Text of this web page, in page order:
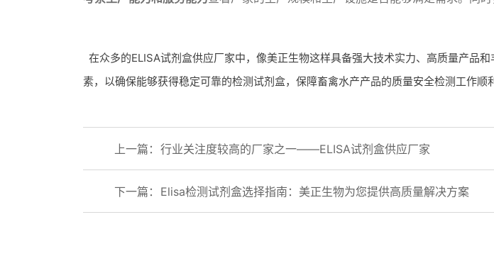
在众多的ELISA试剂盒供应厂家中，像美正生物这样具备强大技术实力、高质量产品
素，以确保能够获得稳定可靠的检测试剂盒，保障畜禽水产产品的质量安全检测工作顺
上一篇： 行业关注度较高的厂家之一——ELISA试剂盒供应厂家
下一篇： Elisa检测试剂盒选择指南：美正生物为您提供高质量解决方案